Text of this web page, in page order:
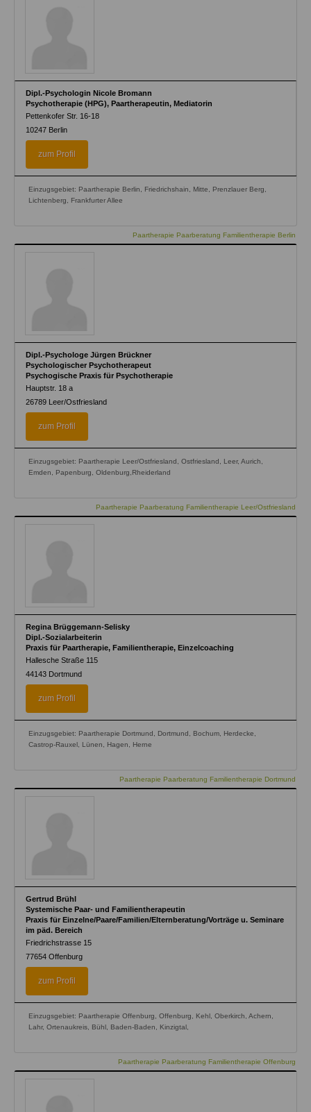
Dipl.-Psychologin Nicole Bromann
Psychotherapie (HPG), Paartherapeutin, Mediatorin
Pettenkofer Str. 16-18
10247 Berlin
zum Profil
Einzugsgebiet: Paartherapie Berlin, Friedrichshain, Mitte, Prenzlauer Berg,
Lichtenberg, Frankfurter Allee
Paartherapie Paarberatung Familientherapie Berlin
Dipl.-Psychologe Jürgen Brückner
Psychologischer Psychotherapeut
Psychogische Praxis für Psychotherapie
Hauptstr. 18 a
26789 Leer/Ostfriesland
zum Profil
Einzugsgebiet: Paartherapie Leer/Ostfriesland, Ostfriesland, Leer, Aurich,
Emden, Papenburg, Oldenburg,Rheiderland
Paartherapie Paarberatung Familientherapie Leer/Ostfriesland
Regina Brüggemann-Selisky
Dipl.-Sozialarbeiterin
Praxis für Paartherapie, Familientherapie, Einzelcoaching
Hallesche Straße 115
44143 Dortmund
zum Profil
Einzugsgebiet: Paartherapie Dortmund, Dortmund, Bochum, Herdecke,
Castrop-Rauxel, Lünen, Hagen, Herne
Paartherapie Paarberatung Familientherapie Dortmund
Gertrud Brühl
Systemische Paar- und Familientherapeutin
Praxis für Einzelne/Paare/Familien/Elternberatung/Vorträge u. Seminare
im päd. Bereich
Friedrichstrasse 15
77654 Offenburg
zum Profil
Einzugsgebiet: Paartherapie Offenburg, Offenburg, Kehl, Oberkirch, Achern,
Lahr, Ortenaukreis, Bühl, Baden-Baden, Kinzigtal,
Paartherapie Paarberatung Familientherapie Offenburg